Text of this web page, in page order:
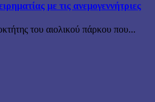
με τις ανεμογεννήτριες
του αιολικού πάρκου που...